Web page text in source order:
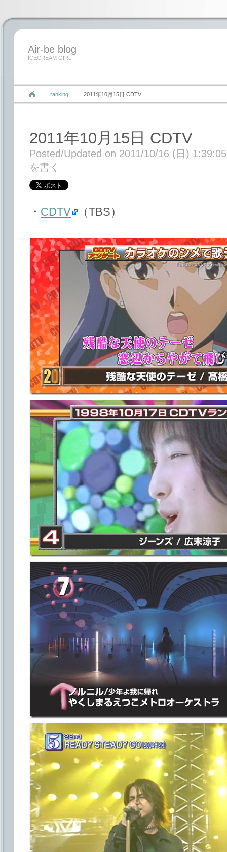
Air-be blog
ICECREAM GIRL
ranking 2011年10月15日 CDTV
2011年10月15日 CDTV
Posted/Updated on 2011/10/16 (日) 1:39:05
を書く
・ CDTV （TBS）